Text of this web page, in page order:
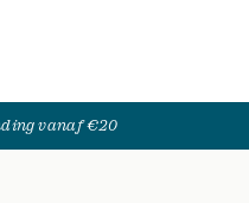
vanaf €20